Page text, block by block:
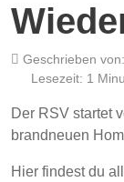
Geschrieben von:
Lesezeit: 1
Der RSV startet
brandneuen
Hier findest du